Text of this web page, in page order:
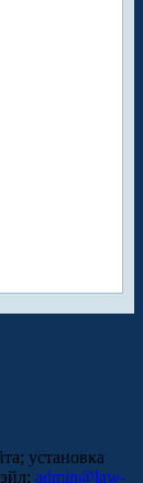
установка
admin@law-